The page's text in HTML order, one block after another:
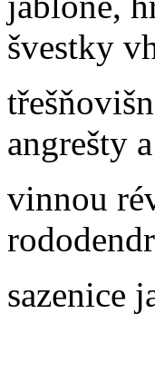
švestky
angrešty
vinnou
sazenice